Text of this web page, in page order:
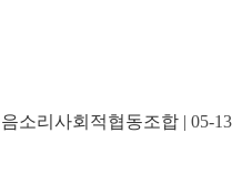
소리사회적협동조합 | 05-13